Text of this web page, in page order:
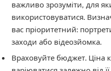
важливо зрозуміти, для
використовуватися.
вас пріоритетний:
заходи або відеозйомка.
Враховуйте бюджет. Ціна